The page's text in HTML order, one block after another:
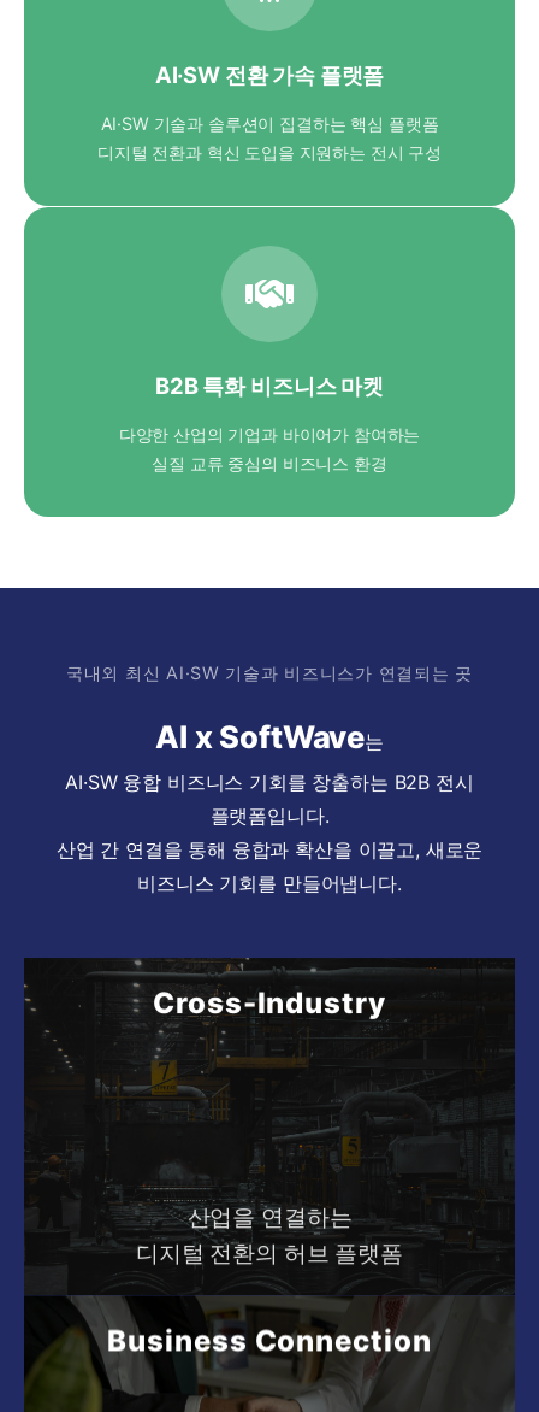
AI·SW 전환 가속 플랫폼
AI·SW 기술과 솔루션이 집결하는 핵심 플랫폼
디지털 전환과 혁신 도입을 지원하는 전시 구성
B2B 특화 비즈니스 마켓
다양한 산업의 기업과 바이어가 참여하는
실질 교류 중심의 비즈니스 환경
국내외 최신 AI·SW 기술과 비즈니스가 연결되는 곳
AI x SoftWave는
AI·SW 융합 비즈니스 기회를 창출하는 B2B 전시
플랫폼입니다.
산업 간 연결을 통해 융합과 확산을 이끌고, 새로운
비즈니스 기회를 만들어냅니다.
Cross-Industry
산업을 연결하는
디지털 전환의 허브 플랫폼
Business Connection